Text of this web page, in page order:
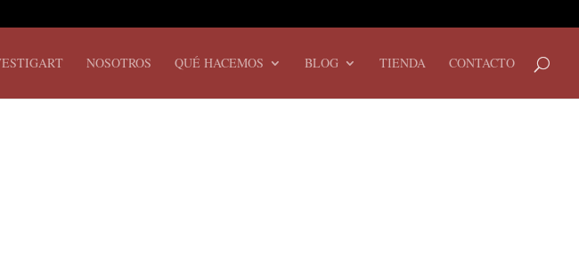
NOSOTROS QUÉ HACEMOS BLOG TIENDA CONTACTO